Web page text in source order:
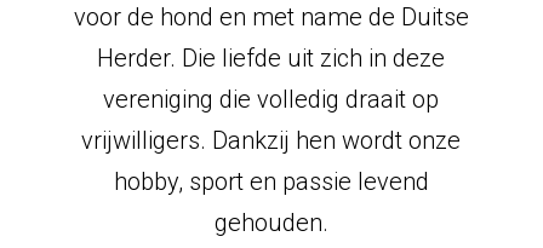
voor de hond en met name de Duitse
Herder. Die liefde uit zich in deze
vereniging die volledig draait op
vrijwilligers. Dankzij hen wordt onze
hobby, sport en passie levend
gehouden.